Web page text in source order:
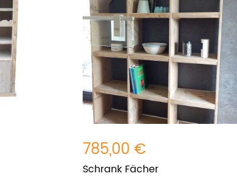
785,00 €
Schrank Fächer